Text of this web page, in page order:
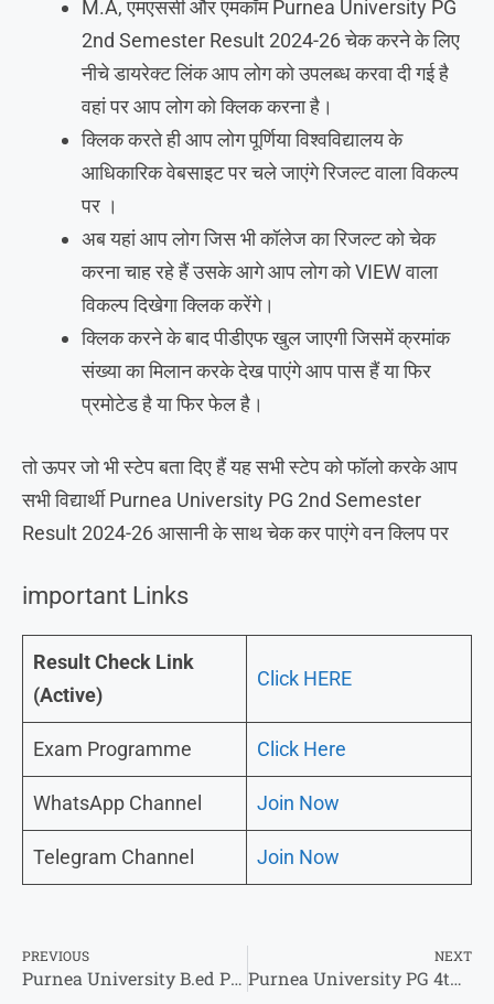
M.A, एमएससी और एमकॉम Purnea University PG
2nd Semester Result 2024-26 चेक करने के लिए
नीचे डायरेक्ट लिंक आप लोग को उपलब्ध करवा दी गई है
वहां पर आप लोग को क्लिक करना है।
क्लिक करते ही आप लोग पूर्णिया विश्वविद्यालय के
आधिकारिक वेबसाइट पर चले जाएंगे रिजल्ट वाला विकल्प
पर ।
अब यहां आप लोग जिस भी कॉलेज का रिजल्ट को चेक
करना चाह रहे हैं उसके आगे आप लोग को VIEW वाला
विकल्प दिखेगा क्लिक करेंगे।
क्लिक करने के बाद पीडीएफ खुल जाएगी जिसमें क्रमांक
संख्या का मिलान करके देख पाएंगे आप पास हैं या फिर
प्रमोटेड है या फिर फेल है।
तो ऊपर जो भी स्टेप बता दिए हैं यह सभी स्टेप को फॉलो करके आप
सभी विद्यार्थी Purnea University PG 2nd Semester
Result 2024-26 आसानी के साथ चेक कर पाएंगे वन क्लिप पर
important Links
Result Check Link
(Active)
Click HERE
Exam Programme Click Here
WhatsApp Channel Join Now
Telegram Channel Join Now
PREVIOUS
Purnea University B.ed Part 1 Result 2025-इस तरह से कर पाएंगे डायरेक्ट चेक !
NEXT
Purnea University PG 4th Semester Result 2025-चतुर्थ सेमेस्टर का परिणाम ऐसे कर पाएंगे चेक!